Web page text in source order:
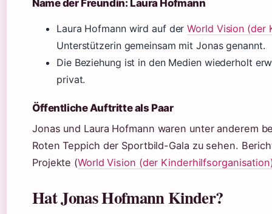
Name der Freundin: Laura Hofmann
Laura Hofmann wird auf derWorld Vision (der
Unterstützerin gemeinsam mit Jonas genannt.
Die Beziehung ist in den Medien wiederholt
privat.
Öffentliche Auftritte als Paar
Jonas und Laura Hofmann waren unter anderem
Roten Teppich der Sportbild-Gala zu sehen.
Projekte (World Vision (der
Hat Jonas Hofmann Kinder?